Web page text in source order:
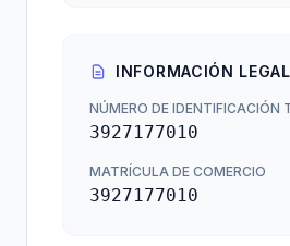
INFORMACIÓN LEGAL
NÚMERO DE IDENTIFICACIÓN
3927177010
MATRÍCULA DE COMERCIO
3927177010